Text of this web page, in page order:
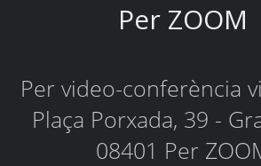
Per ZOOM
Per video-conferència
Plaça Porxada, 39 -
08401 Per